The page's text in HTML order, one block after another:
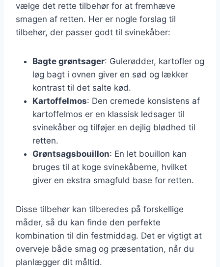
vælge det rette tilbehør for at fremhæve
smagen af retten. Her er nogle forslag til
tilbehør, der passer godt til svinekåber:
Bagte grøntsager: Gulerødder, kartofler og
løg bagt i ovnen giver en sød og lækker
kontrast til det salte kød.
Kartoffelmos: Den cremede konsistens af
kartoffelmos er en klassisk ledsager til
svinekåber og tilføjer en dejlig blødhed til
retten.
Grøntsagsbouillon: En let bouillon kan
bruges til at koge svinekåberne, hvilket
giver en ekstra smagfuld base for retten.
Disse tilbehør kan tilberedes på forskellige
måder, så du kan finde den perfekte
kombination til din festmiddag. Det er vigtigt at
overveje både smag og præsentation, når du
planlægger dit måltid.